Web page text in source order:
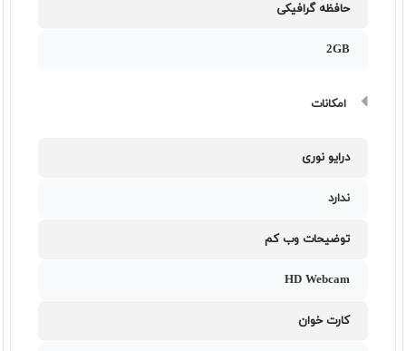
حافظه گرافیکی
2GB
امکانات
درایو نوری
ندارد
توضیحات وب کم
HD Webcam
کارت خوان